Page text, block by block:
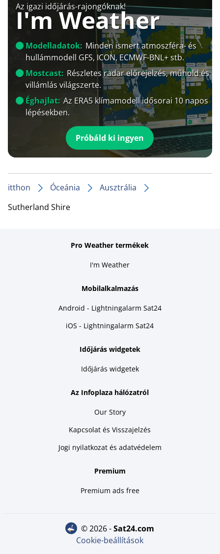
Az igazi időjárás-rajongóknak!
I'm Weather
Modelladatok: Minden ismert atmoszféra- és
hullámmodell GFS, ICON, ECMWF-BNL+ stb.
Mostcast: Részletes radar előrejelzés, műhold és
villámlás világszerte.
Éghajlat: Az ERA5 klímamodell idősorai 10 napos
lépésekben.
Próbáld ki ingyen
itthon Óceánia
Ausztrália
Sutherland Shire
Pro Weather termékek
I'm Weather
Mobilalkalmazás
Android - Lightningalarm Sat24
iOS - Lightningalarm Sat24
Időjárás widgetek
Időjárás widgetek
Az Infoplaza hálózatról
Our Story
Kapcsolat és Visszajelzés
Jogi nyilatkozat és adatvédelem
Premium
Premium ads free
© 2026 - sat24.com
Cookie-beállítások